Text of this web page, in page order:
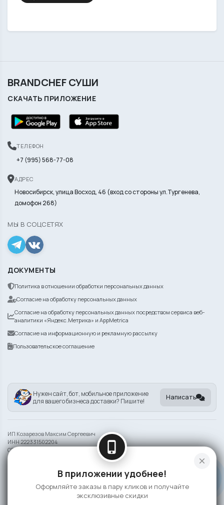
BRANDCHEF СУШИ
СКАЧАТЬ ПРИЛОЖЕНИЕ
ТЕЛЕФОН
+7 (995) 568-77-08
АДРЕС
Новосибирск, улица Восход, 46 (вход со стороны ул.Тургенева,
домофон 268)
МЫ В СОЦСЕТЯХ
ДОКУМЕНТЫ
Политика в отношении обработки персональных данных
Согласие на обработку персональных данных
Согласие на обработку персональных данных посредством сервиса веб-
аналитики «Яндекс.Метрика» и AppMetrica
Согласие на информационную и рекламную рассылку
Пользовательское соглашение
Нужен сайт, бот, мобильное приложение
для вашего бизнеса доставки? Пишите!
Написать
ИП Козарезов Максим Сергеевич
ИНН 222331502204
ОГРНИП 325220200140561
Информация на сайте носит справочный характер и не является публичной
2026 BRANDCHEF СУШИ
close
phone_iphone
В приложении удобнее!
Оформляйте заказы в пару кликов и получайте
эксклюзивные скидки